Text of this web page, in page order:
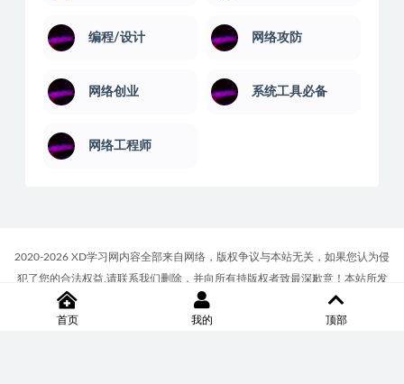
编程/设计 网络攻防
网络创业 系统工具必备
网络工程师
2020-2026 XD学习网内容全部来自网络，版权争议与本站无关，如果您认为侵
犯了您的合法权益,请联系我们删除，并向所有持版权者致最深歉意！本站所发
布的一切学习教程、软件等资料仅限用于学习体验和研究目的；请自觉下载后
24小时内删除，如果您喜欢该资料，请支持正版！商务合作或版权联系邮箱
首页 我的 顶部